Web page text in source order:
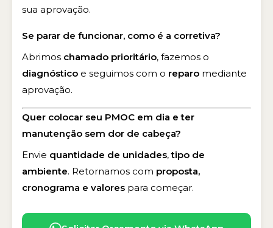
sua aprovação.
Se parar de funcionar, como é a corretiva?
Abrimos chamado prioritário, fazemos o
diagnóstico e seguimos com o reparo mediante
aprovação.
Quer colocar seu PMOC em dia e ter
manutenção sem dor de cabeça?
Envie quantidade de unidades,tipo de
ambiente. Retornamos com proposta,
cronograma e valores para começar.